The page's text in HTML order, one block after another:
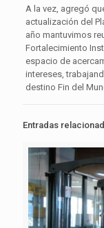
A la vez, agregó
actualización del
año mantuvimos
Fortalecimiento
espacio de
intereses,
destino Fin del
Entradas